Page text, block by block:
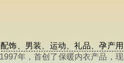
饰、男装、运动、礼品、孕产用
年，首创了保暖内衣产品，现